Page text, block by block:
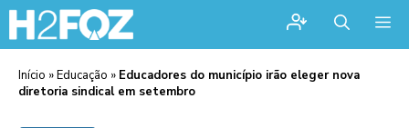
Início »Educação » Educadores do município irão eleger nova
diretoria sindical em setembro